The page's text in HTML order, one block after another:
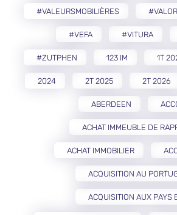
#VALEURSMOBILIÈRES
#VEFA #VITURA
#ZUTPHEN 123 IM 1T
2024 2T 2025 2T 2026
ABERDEEN
ACHAT IMMEUBLE DE
ACHAT IMMOBILIER
ACQUISITION AU
ACQUISITION AUX PAYS